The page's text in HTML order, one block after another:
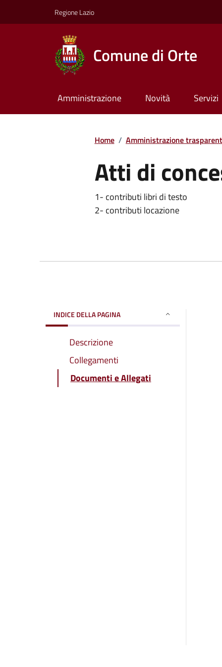
Regione Lazio
Comune di Orte
Amministrazione Novità Servizi
Home / Amministrazione
Atti di
1- contributi libri di testo
2- contributi locazione
INDICE DELLA PAGINA
Descrizione
Collegamenti
Documenti e Allegati